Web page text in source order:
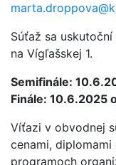
Súťaž sa
na Vígľašskej 1.
Semifinále:
Finále: 10.6.2025
Víťazi v obvodnej
cenami,
programoch